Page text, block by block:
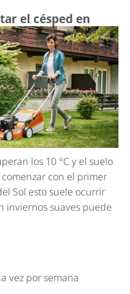
el césped en
los 10 °C y el suelo
con el primer
Sol esto suele ocurrir
inviernos suaves puede
vez por semana